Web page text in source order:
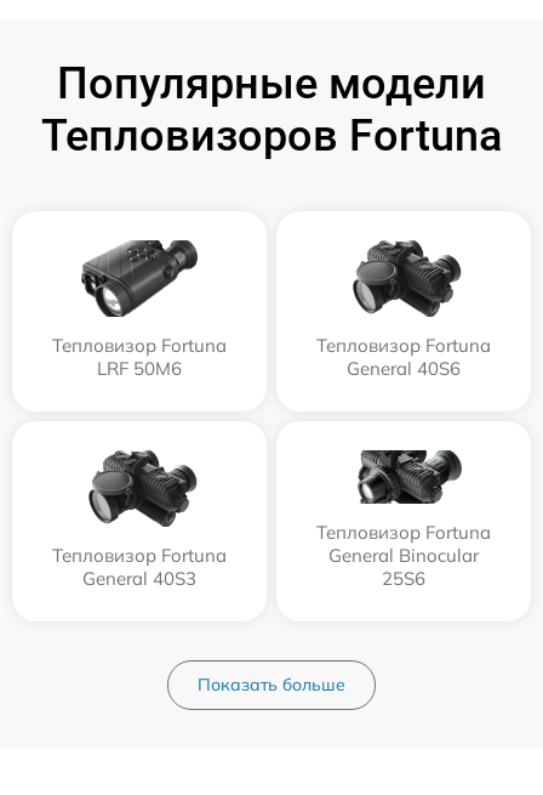
Популярные модели
Тепловизоров Fortuna
Тепловизор Fortuna
LRF 50M6
Тепловизор Fortuna
General 40S6
Тепловизор Fortuna
General 40S3
Тепловизор Fortuna
General Binocular
25S6
Показать больше